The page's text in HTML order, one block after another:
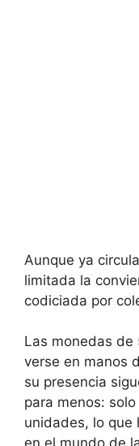
Aunque ya
limitada la
codiciada por
Las monedas de
verse en manos
su presencia
para menos:
unidades, lo que